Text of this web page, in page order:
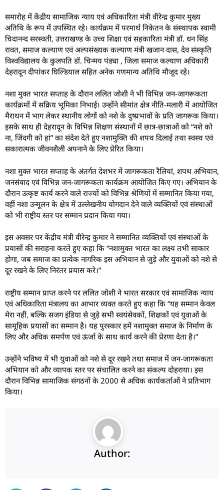
समारोह में केंद्रीय सामाजिक न्याय एवं अधिकारिता मंत्री वीरेन्द्र कुमार मुख्य
अतिथि के रूप में उपस्थित रहे। कार्यक्रम में परमार्थ निकेतन के संस्थापक स्वामी
चिदानन्द सरस्वती, उत्तराखण्ड के उच्च शिक्षा एवं सहकारिता मंत्री डॉ. धन सिंह
रावत, समाज कल्याण एवं अल्पसंख्यक कल्याण मंत्री खजान दास, देव संस्कृति
विश्वविद्यालय के कुलपति डॉ. चिन्मय पंड्या , जिला समाज कल्याण अधिकारी
देहरादून दीपांकर घिल्डियाल सहित अनेक गणमान्य अतिथि मौजूद रहे।
नशा मुक्त भारत सप्ताह के दौरान ललित जोशी ने भी विभिन्न जन-जागरूकता
कार्यक्रमों में सक्रिय भूमिका निभाई। उन्होंने सीमांत क्षेत्र नीति-मलारी में आयोजित
मैराथन में भाग लेकर स्थानीय लोगों को नशे के दुष्प्रभावों के प्रति जागरूक किया।
इसके साथ ही देहरादून के विभिन्न शिक्षण संस्थानों में छात्र-छात्राओं को “नशे को
ना, जिंदगी को हां” का संदेश देते हुए नशामुक्ति की शपथ दिलाई तथा स्वस्थ एवं
सकारात्मक जीवनशैली अपनाने के लिए प्रेरित किया।
नशा मुक्त भारत सप्ताह के अंतर्गत देशभर में जागरूकता रैलियां, शपथ अभियान,
जनसंवाद एवं विभिन्न जन-जागरूकता कार्यक्रम आयोजित किए गए। अभियान के
दौरान उत्कृष्ट कार्य करने वाले राज्यों को विभिन्न श्रेणियों में सम्मानित किया गया,
वहीं नशा उन्मूलन के क्षेत्र में उल्लेखनीय योगदान देने वाले व्यक्तियों एवं संस्थाओं
को भी राष्ट्रीय स्तर पर सम्मान प्रदान किया गया।
इस अवसर पर केंद्रीय मंत्री वीरेन्द्र कुमार ने सम्मानित व्यक्तियों एवं संस्थाओं के
प्रयासों की सराहना करते हुए कहा कि “नशामुक्त भारत का लक्ष्य तभी साकार
होगा, जब समाज का प्रत्येक नागरिक इस अभियान से जुड़े और युवाओं को नशे से
दूर रखने के लिए निरंतर प्रयास करे।”
राष्ट्रीय सम्मान प्राप्त करने पर ललित जोशी ने भारत सरकार एवं सामाजिक न्याय
एवं अधिकारिता मंत्रालय का आभार व्यक्त करते हुए कहा कि “यह सम्मान केवल
मेरा नहीं, बल्कि सजग इंडिया से जुड़े सभी स्वयंसेवकों, शिक्षकों एवं युवाओं के
सामूहिक प्रयासों का सम्मान है। यह पुरस्कार हमें नशामुक्त समाज के निर्माण के
लिए और अधिक समर्पण एवं ऊर्जा के साथ कार्य करने की प्रेरणा देता है।”
उन्होंने भविष्य में भी युवाओं को नशे से दूर रखने तथा समाज में जन-जागरूकता
अभियान को और व्यापक स्तर पर संचालित करने का संकल्प दोहराया। इस
दौरान विभिन्न सामाजिक संगठनों के 2000 से अधिक कार्यकर्ताओं ने प्रतिभाग
किया।
Author: